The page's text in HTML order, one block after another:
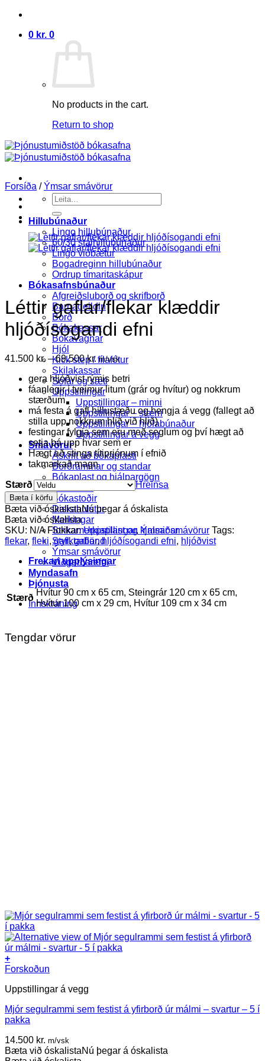
Skip
content
0 kr. 0
No products in the cart.
Return to shop
Search
for:
Hillubúnaður
Lingo hillubúnaður
60/30 stálhillubúnaður
Lingo viðbætur
Bogadreginn hillubúnaður
Ordrup tímaritaskápur
Bókasafnsbúnaður
Afgreiðsluborð og skrifborð
Barnadeildin
Borð
Bókakassar
Bókavagnar
Hjól
Kick step / fílafótur
Skilakassar
Sófar og sæti
Uppstillingar
Uppstillingar – minni
Uppstillingar – stærri
Uppstillingar – hjólabúnaður
Uppstillingar á vegg
Smávörur
Áskrift að bókaplasti
Borðrammar og standar
Bókaplast og hjálpargögn
Bókastatíf
Bókastoðir
Diskahulstur
Merkingar
Strikamerkjaplast og kjalmiðar
Styrktarbönd
Ýmsar smávörur
Viðgerðarefni
Myndasafn
Þjónusta
Innskráning
Forsíða / Ýmsar smávörur
Léttir gaflar/flekar klæddir
hljóðísogandi efni
41.500 kr. – 69.500kr.Price
range:
41.500 kr.
through
69.500 kr.
m/vsk
gera hljóðvist rýmis betri
fáanlegir í tveimur litum (grár og hvítur) og nokkrum
stærðum
má festa á gafl hillustæðu og hengja á vegg (fallegt að
stilla upp nokkrum hlið við hlið)
festingar fylgja sem eru með seglum og því hægt að
setja þá upp hvar sem er
Hægt að stinga títiprjónum í efnið
takmarkað magn
Stærð Hreinsa
Bæta í körfu
Bæta við óskalistaNú þegar á óskalista
Bæta við óskalista
SKU: N/A Flokkar:Uppstillingar, Ýmsar smávörur Tags:
flekar, fleki,gafl,gaflar,hljóðísogandi efni, hljóðvist
Frekari upplýsingar
Stærð
Hvítur 90 cm x 65 cm, Steingrár 120 cm x 65 cm,
Hvítur 100 cm x 29 cm, Hvítur 109 cm x 34 cm
Tengdar vörur
+
Forskoðun
Uppstillingar á vegg
Mjór segulrammi sem festist á yfirborð úr málmi – svartur – 5 í
pakka
14.500 kr. m/vsk
Bæta við óskalistaNú þegar á óskalista